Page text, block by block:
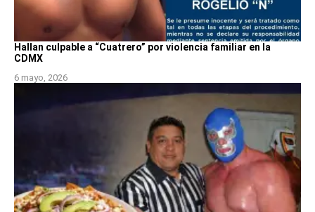
Hallan culpable a “Cuatrero” por violencia familiar en la
CDMX
6 mayo, 2026